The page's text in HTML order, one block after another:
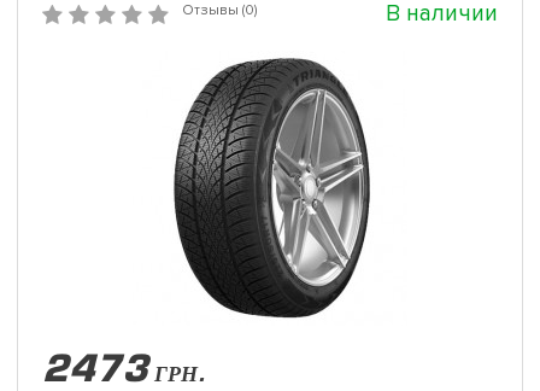
Отзывы (0) В наличии
2473 ГРН.